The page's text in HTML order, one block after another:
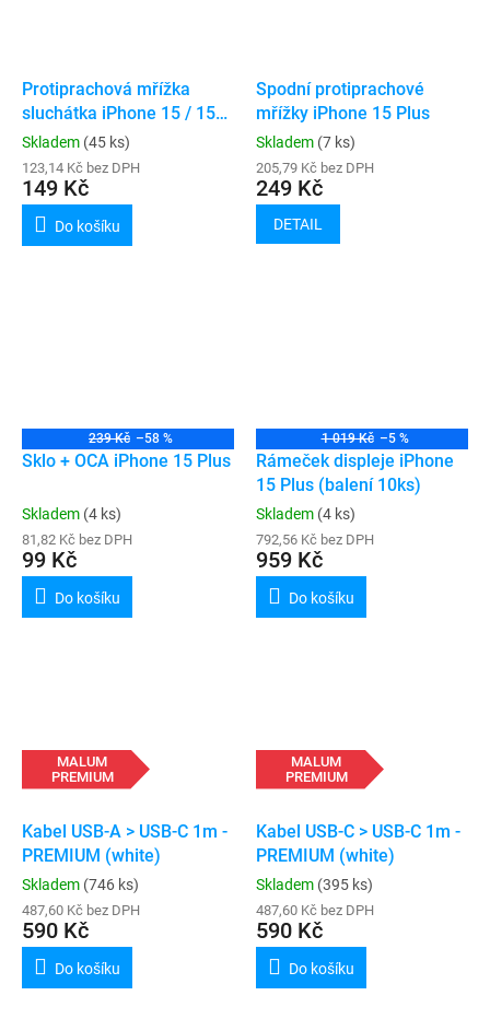
Protiprachová mřížka
sluchátka iPhone 15 / 15
Plus
Skladem (45 ks)
123,14 Kč bez DPH
149 Kč
Do košíku
Spodní protiprachové
mřížky iPhone 15 Plus
Skladem (7 ks)
205,79 Kč bez DPH
249 Kč
DETAIL
239 Kč –58 %
Sklo + OCA iPhone 15 Plus
Skladem (4 ks)
81,82 Kč bez DPH
99 Kč
Do košíku
1 019 Kč –5 %
Rámeček displeje iPhone
15 Plus (balení 10ks)
Skladem (4 ks)
792,56 Kč bez DPH
959 Kč
Do košíku
MALUM
PREMIUM
Kabel USB-A > USB-C 1m -
PREMIUM (white)
Skladem (746 ks)
487,60 Kč bez DPH
590 Kč
Do košíku
MALUM
PREMIUM
Kabel USB-C > USB-C 1m -
PREMIUM (white)
Skladem (395 ks)
487,60 Kč bez DPH
590 Kč
Do košíku